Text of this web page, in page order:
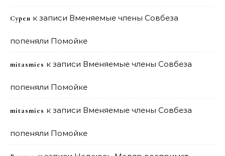
Сурен к записи Вменяемые члены Совбеза
попеняли Помойке
mitasmies к записи Вменяемые члены Совбеза
попеняли Помойке
mitasmies к записи Вменяемые члены Совбеза
попеняли Помойке